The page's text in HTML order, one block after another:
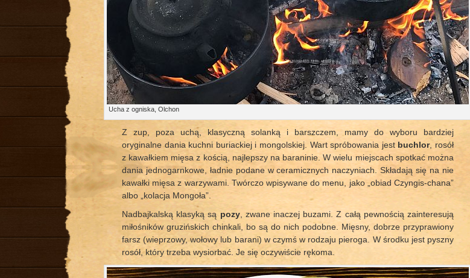
Ucha z ogniska, Olchon
Z zup, poza uchą, klasyczną solanką i barszczem, mamy do wyboru bardziej
oryginalne dania kuchni buriackiej i mongolskiej. Wart spróbowania jest buchlor, rosół
z kawałkiem mięsa z kością, najlepszy na baraninie. W wielu miejscach spotkać można
dania jednogarnkowe, ładnie podane w ceramicznych naczyniach. Składają się na nie
kawałki mięsa z warzywami. Twórczo wpisywane do menu, jako „obiad Czyngis-chana”
albo „kolacja Mongoła”.
Nadbajkalską klasyką są pozy, zwane inaczej buzami. Z całą pewnością zainteresują
miłośników gruzińskich chinkali, bo są do nich podobne. Mięsny, dobrze przyprawiony
farsz (wieprzowy, wołowy lub barani) w czymś w rodzaju pieroga. W środku jest pyszny
rosół, który trzeba wysiorbać. Je się oczywiście rękoma.